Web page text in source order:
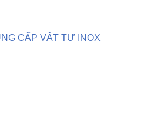
CẤP VẬT TƯ INOX